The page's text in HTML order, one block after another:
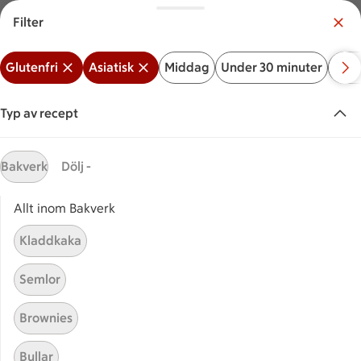
Meny Logga in
Vilken är din butik? Välj butik
Start
Glutenfri asiatisk mat
Sök ingrediens eller recept
Inga förslag
Glutenfri
ReceptVisar 551 stycken
(551)
Paneer
Filter
Glutenfri Asiatisk Middag Under 30 minuter
Typ av recept
Bakverk Dölj -
Allt inom Bakverk
Kladdkaka
Semlor
Brownies
Bullar